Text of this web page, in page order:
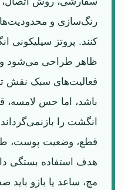
رنگ‌سازی و
کنند. پروتز سیلیکونی
ظاهر طراحی می‌شود
فعالیت‌های سبک نقش
باشد، اما حس
انگشت را
قطع، وضعیت پوست،
هدف استفاده بستگی
مچ، ساعد یا بازو باید